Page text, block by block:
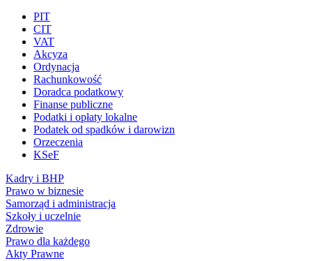
PIT
CIT
VAT
Akcyza
Ordynacja
Rachunkowość
Doradca podatkowy
Finanse publiczne
Podatki i opłaty lokalne
Podatek od spadków i darowizn
Orzeczenia
KSeF
Kadry i BHP
Prawo w biznesie
Samorząd i administracja
Szkoły i uczelnie
Zdrowie
Prawo dla każdego
Akty Prawne